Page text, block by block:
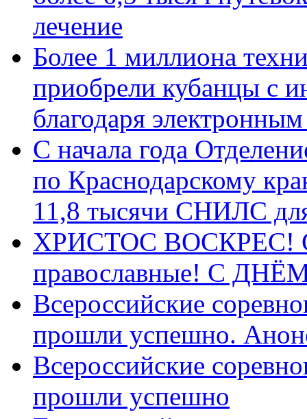
лечение
Более 1 миллиона
приобрели кубанцы с
благодаря
С начала года
по Краснодарскому
11,8 тысячи СНИЛС
ХРИСТОС ВОСКРЕС! С
православные! C
Всероссийские
прошли успешно.
Всероссийские
прошли успешно